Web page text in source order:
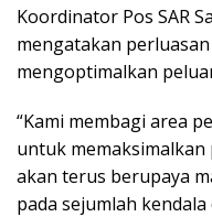
Koordinator Pos SAR
mengatakan
mengoptimalkan
“Kami membagi area
untuk memaksimalkan
akan terus berupaya
pada sejumlah